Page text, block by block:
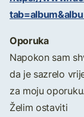
Oporuka
Napokon sam
da je sazrelo
za moju oporuku.
Želim ostaviti